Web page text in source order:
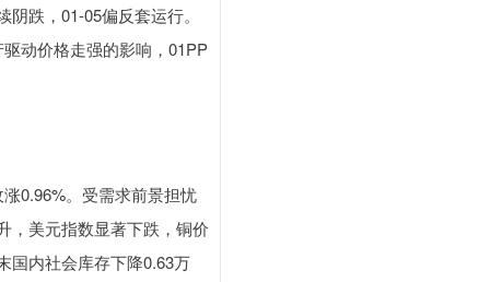
跌，01-05偏反套运行。
动价格走强的影响，01PP
0.96%。受需求前景担忧
，美元指数显著下跌，铜价
国内社会库存下降0.63万